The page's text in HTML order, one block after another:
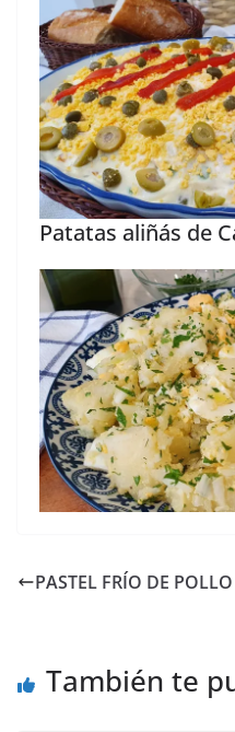
Patatas aliñás de
PASTEL FRÍO DE
También te